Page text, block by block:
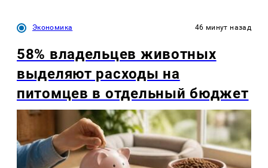
Экономика 46 минут назад
58% владельцев животных
выделяют расходы на
питомцев в отдельный бюджет